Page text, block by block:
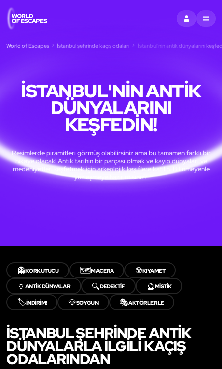
OTURUM AÇ
MENU
World of Escapes İstanbul şehrinde kaçış odaları İstanbul'nin antik dünyalarını
İSTANBUL'NIN ANTIK
DÜNYALARINI
KEŞFEDIN!
Resimlerde piramitleri görmüş olabilirsiniz ama bu tamamen farklı bir
hikaye olacak! Antik tarihin bir parçası olmak ve kayıp dünyaları ve
medeniyetleri keşfetmek için arkeolojik keşiflere katılın. Bilinmeyenle
yüzleşmeye hazır mısınız?
👻KORKUTUCU 🗺️MACERA ☢️KIYAMET
🏺 ANTIK DÜNYALAR 🔍DEDEKTIF 🔮MISTIK
🏷️İNDİRİM! 💎SOYGUN 🎭AKTÖRLERLE
İSTANBUL ŞEHRINDE ANTIK
DÜNYALARLA ILGILI KAÇIŞ
ODALARINDAN